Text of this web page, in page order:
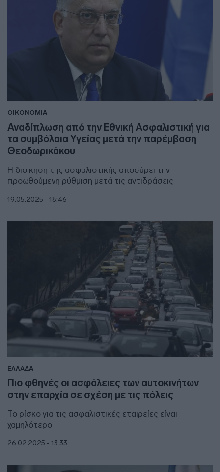
ΟΙΚΟΝΟΜΙΑ
Αναδίπλωση από την Εθνική Ασφαλιστική για
τα συμβόλαια Υγείας μετά την παρέμβαση
Θεοδωρικάκου
Η διοίκηση της ασφαλιστικής αποσύρει την
προωθούμενη ρύθμιση μετά τις αντιδράσεις
19.05.2025 - 18:46
ΕΛΛΑΔΑ
Πιο φθηνές οι ασφάλειες των αυτοκινήτων
στην επαρχία σε σχέση με τις πόλεις
Το ρίσκο για τις ασφαλιστικές εταιρείες είναι
χαμηλότερο
26.02.2025 - 13:33